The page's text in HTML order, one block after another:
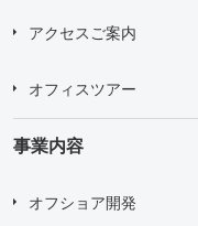
同意する
アクセスご案内
オフィスツアー
事業内容
オフショア開発